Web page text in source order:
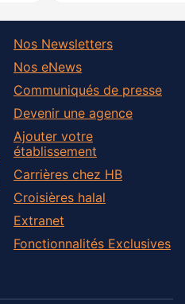
Nos Newsletters
Nos eNews
Communiqués de presse
Devenir une agence
Ajouter votre
établissement
Carrières chez HB
Croisières halal
Extranet
Fonctionnalités Exclusives